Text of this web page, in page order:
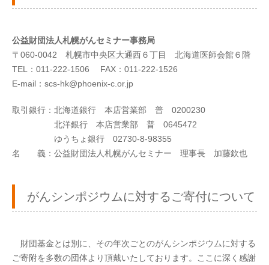
公益財団法人札幌がんセミナー事務局
〒060-0042 札幌市中央区大通西６丁目 北海道医師会館６階
TEL：011-222-1506 FAX：011-222-1526
E-mail：scs-hk@phoenix-c.or.jp
取引銀行：北海道銀行 本店営業部 普 0200230
北洋銀行 本店営業部 普 0645472
ゆうちょ銀行 02730-8-98355
名 義：公益財団法人札幌がんセミナー 理事長 加藤欽也
がんシンポジウムに対するご寄付について
財団基金とは別に、その年次ごとのがんシンポジウムに対する
ご寄附を多数の団体より頂戴いたしております。ここに深く感謝